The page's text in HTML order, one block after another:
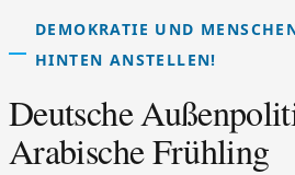
DEMOKRATIE UND
HINTEN ANSTELLEN!
Deutsche
Arabische Frühling